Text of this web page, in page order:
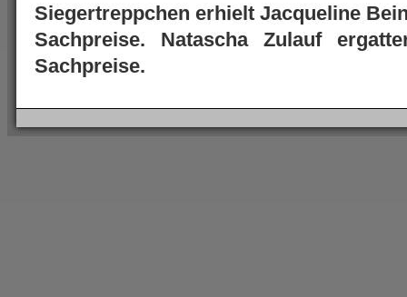
Siegertreppchen erhielt Jacqueline
Sachpreise. Natascha Zulauf
Sachpreise.